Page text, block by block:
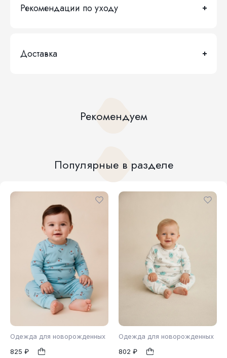
Рекомендации по уходу
Доставка
Рекомендуем
Популярные в разделе
Одежда для новорожденных
825 ₽
Одежда для новорожденных
802 ₽